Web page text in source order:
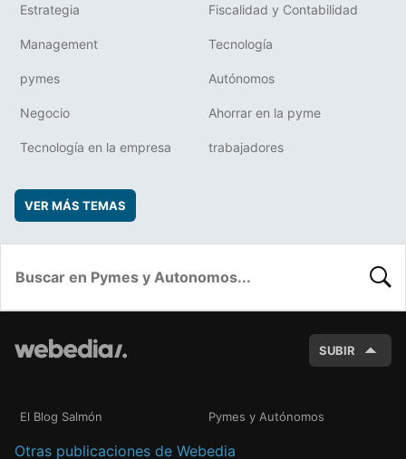
Estrategia Fiscalidad y Contabilidad
Management Tecnología
pymes Autónomos
Negocio Ahorrar en la pyme
Tecnología en la empresa trabajadores
VER MÁS TEMAS
SUBIR
El Blog Salmón Pymes y Autónomos
Otras publicaciones de Webedia